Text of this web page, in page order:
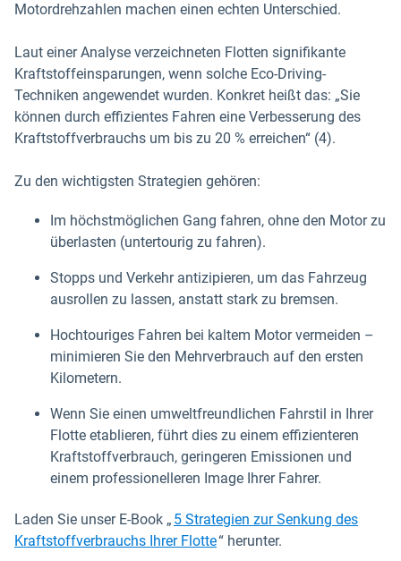
Motordrehzahlen machen einen echten Unterschied.
Laut einer Analyse verzeichneten Flotten signifikante
Kraftstoffeinsparungen, wenn solche Eco-Driving-
Techniken angewendet wurden. Konkret heißt das: „Sie
können durch effizientes Fahren eine Verbesserung des
Kraftstoffverbrauchs um bis zu 20 % erreichen“ (4).
Zu den wichtigsten Strategien gehören:
Im höchstmöglichen Gang fahren, ohne den Motor zu
überlasten (untertourig zu fahren).
Stopps und Verkehr antizipieren, um das Fahrzeug
ausrollen zu lassen, anstatt stark zu bremsen.
Hochtouriges Fahren bei kaltem Motor vermeiden –
minimieren Sie den Mehrverbrauch auf den ersten
Kilometern.
Wenn Sie einen umweltfreundlichen Fahrstil in Ihrer
Flotte etablieren, führt dies zu einem effizienteren
Kraftstoffverbrauch, geringeren Emissionen und
einem professionelleren Image Ihrer Fahrer.
Laden Sie unser E-Book „ 5 Strategien zur Senkung des
Kraftstoffverbrauchs Ihrer Flotte“ herunter.